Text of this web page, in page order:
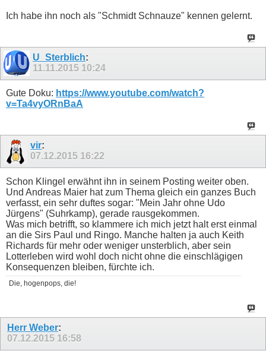
Ich habe ihn noch als "Schmidt Schnauze" kennen gelernt.
U_Sterblich:
11.11.2015 10:24
Gute Doku: https://www.youtube.com/watch?
v=Ta4vyORnBaA
vir:
07.12.2015 16:22
Schon Klingel erwähnt ihn in seinem Posting weiter oben.
Und Andreas Maier hat zum Thema gleich ein ganzes Buch
verfasst, ein sehr duftes sogar: "Mein Jahr ohne Udo
Jürgens" (Suhrkamp), gerade rausgekommen.
Was mich betrifft, so klammere ich mich jetzt halt erst einmal
an die Sirs Paul und Ringo. Manche halten ja auch Keith
Richards für mehr oder weniger unsterblich, aber sein
Lotterleben wird wohl doch nicht ohne die einschlägigen
Konsequenzen bleiben, fürchte ich.
Die, hogenpops, die!
Herr Weber:
07.12.2015 16:58